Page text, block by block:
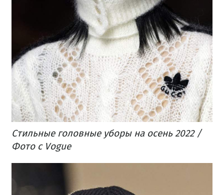
Стильные головные уборы на осень 2022 /
Фото с Vogue